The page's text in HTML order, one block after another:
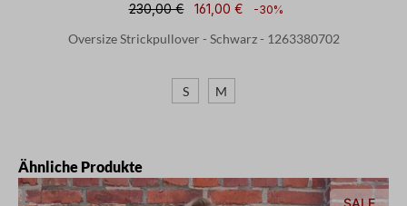
230,00 €
161,00 € -30%
Oversize Strickpullover - Schwarz - 1263380702
S M
Produktgalerie überspringen
Ähnliche Produkte